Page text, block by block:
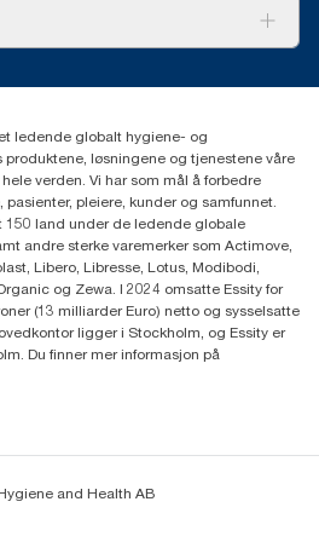
ledende globalt hygiene- og
produktene, løsningene og tjenestene våre
verden. Vi har som mål å forbedre
pleiere, kunder og samfunnet.
150 land under de ledende globale
andre sterke varemerker som Actimove,
Libero, Libresse, Lotus, Modibodi,
og Zewa. I 2024 omsatte Essity for
(13 milliarder Euro) netto og sysselsatte
ligger i Stockholm, og Essity er
Du finner mer informasjon på
and Health AB